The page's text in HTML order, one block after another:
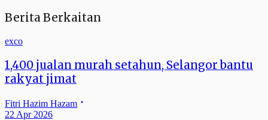
Berita Berkaitan
exco
1,400 jualan murah setahun, Selangor bantu
rakyat jimat
Fitri Hazim Hazam
22 Apr 2026